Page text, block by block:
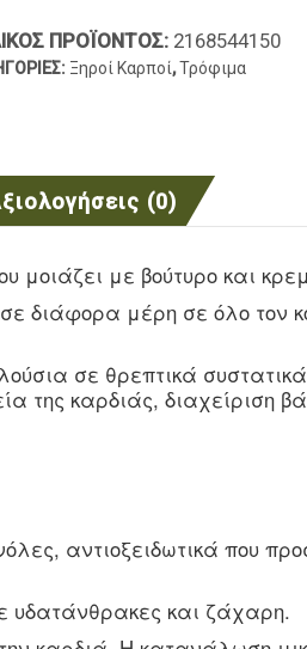
ΠΡΟΪΌΝΤΟΣ: 2168544150
Ξηροί Καρποί,Τρόφιμα
(0)
μοιάζει με βούτυρο και
διάφορα μέρη σε όλο τον
σε θρεπτικά συστατικά
της καρδιάς, διαχείριση
αντιοξειδωτικά που
υδατάνθρακες και ζάχαρη.